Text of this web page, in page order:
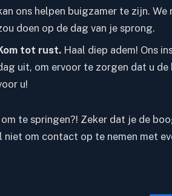
ons helpen buigzamer te zijn.
doen op de dag van je sprong.
tot rust.Haal diep adem! Ons
uit, om ervoor te zorgen dat u
u!
te springen?! Zeker dat je de
niet om contact op te nemen met